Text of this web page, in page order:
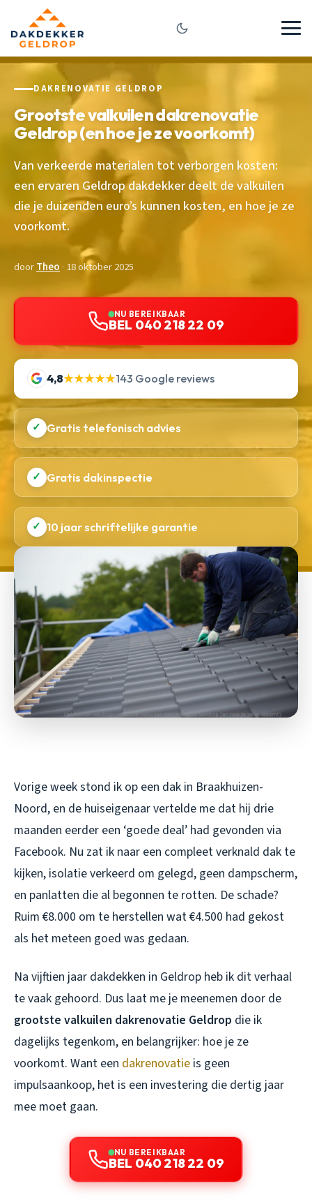
DAKRENOVATIE GELDROP
Grootste valkuilen dakrenovatie
Geldrop (en hoe je ze voorkomt)
Van verkeerde materialen tot verborgen kosten:
een ervaren Geldrop dakdekker deelt de valkuilen
die je duizenden euro’s kunnen kosten, en hoe je ze
voorkomt.
doorTheo · 18 oktober 2025
NU BEREIKBAAR
BEL 040 218 22 09
4,8★★★★★143 Google reviews
✓ Gratis telefonisch advies
✓ Gratis dakinspectie
✓ 10 jaar schriftelijke garantie
Vorige week stond ik op een dak in Braakhuizen-
Noord, en de huiseigenaar vertelde me dat hij drie
maanden eerder een ‘goede deal’ had gevonden via
Facebook. Nu zat ik naar een compleet verknald dak te
kijken, isolatie verkeerd om gelegd, geen dampscherm,
en panlatten die al begonnen te rotten. De schade?
Ruim €8.000 om te herstellen wat €4.500 had gekost
als het meteen goed was gedaan.
Na vijftien jaar dakdekken in Geldrop heb ik dit verhaal
te vaak gehoord. Dus laat me je meenemen door de
grootste valkuilen dakrenovatie Geldrop die ik
dagelijks tegenkom, en belangrijker: hoe je ze
voorkomt. Want een dakrenovatie is geen
impulsaankoop, het is een investering die dertig jaar
mee moet gaan.
NU BEREIKBAAR
BEL 040 218 22 09